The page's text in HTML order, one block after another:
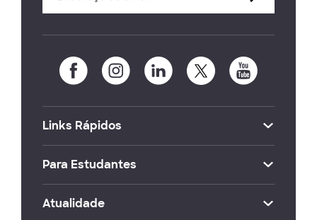
Links Rápidos
Para Estudantes
Atualidade